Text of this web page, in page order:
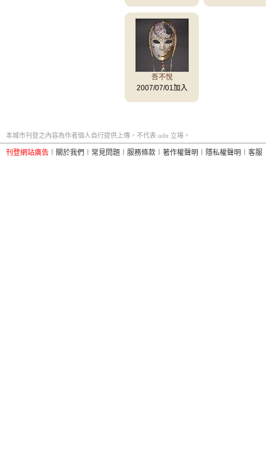
吾不悅
2007/07/01加入
本城市刊登之內容為作者個人自行提供上傳，不代表 udn 立場。
刊登網站廣告 關於我們 常見問題 服務條款 著作權聲明 隱私權聲明 客服